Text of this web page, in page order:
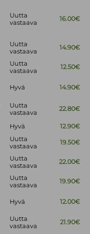
Uutta
vastaava
16.00€
Uutta
vastaava
14.90€
Uutta
vastaava
12.50€
Hyvä 14.90€
Uutta
vastaava
22.80€
Hyvä 12.90€
Uutta
vastaava
19.50€
Uutta
vastaava
22.00€
Uutta
vastaava
19.90€
Hyvä 12.00€
Uutta
vastaava
21.90€